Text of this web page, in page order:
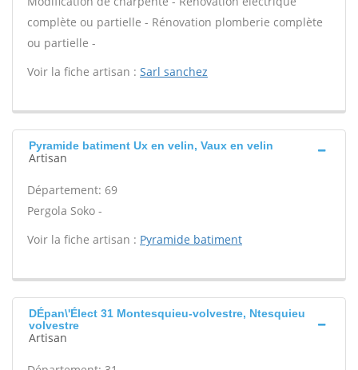
complète ou partielle - Rénovation plomberie complète
ou partielle -
Voir la fiche artisan : Sarl sanchez
Pyramide batiment Ux en velin, Vaux en velin
Artisan
Département: 69
Pergola Soko -
Voir la fiche artisan : Pyramide batiment
DÉpan\'Élect 31 Montesquieu-volvestre, Ntesquieu
volvestre
Artisan